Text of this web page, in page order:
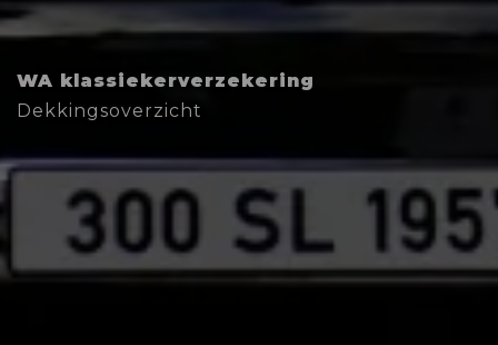
WA klassiekerverzekering
Dekkingsoverzicht